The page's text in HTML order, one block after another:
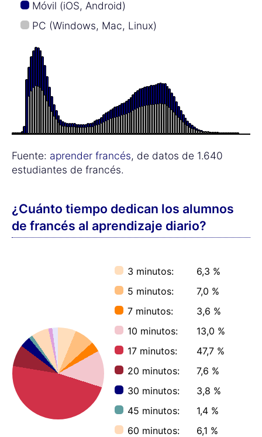
Móvil (iOS, Android)
PC (Windows, Mac, Linux)
Fuente: aprender francés, de datos de 1.640
estudiantes de francés.
¿Cuánto tiempo dedican los alumnos
de francés al aprendizaje diario?
3 minutos:
6,3 %
5 minutos:
7,0 %
7 minutos:
3,6 %
10 minutos:
13,0 %
17 minutos:
47,7 %
20 minutos:
7,6 %
30 minutos:
3,8 %
45 minutos:
1,4 %
60 minutos:
6,1 %